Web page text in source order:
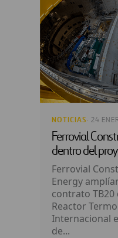
NOTICIAS · 24
Ferrovial
dentro del
Ferrovial
Energy
contrato TB20
Reactor
Internacional
de...